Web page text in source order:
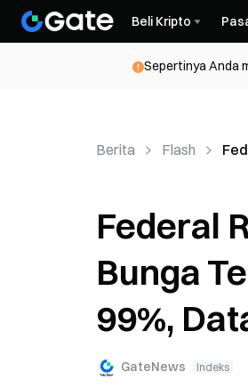
Beli Kripto
Sepertinya Anda
Berita Flash
Federal
Bunga
99%,
GateNews Indeks